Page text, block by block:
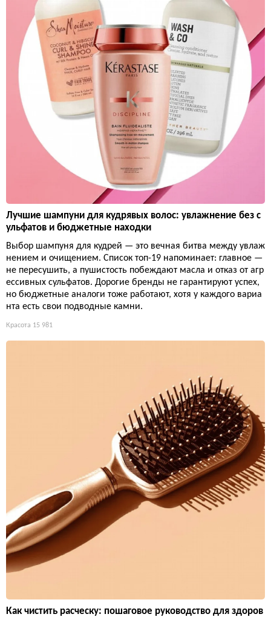
Лучшие шампуни для кудрявых волос: увлажнение без с
ульфатов и бюджетные находки
Выбор шампуня для кудрей — это вечная битва между увлаж
нением и очищением. Список топ-19 напоминает: главное —
не пересушить, а пушистость побеждают масла и отказ от агр
ессивных сульфатов. Дорогие бренды не гарантируют успех,
но бюджетные аналоги тоже работают, хотя у каждого вариа
нта есть свои подводные камни.
Красота 15 981
Как чистить расческу: пошаговое руководство для здоров